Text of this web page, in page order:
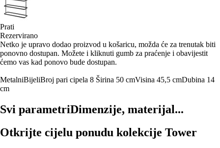
Prati
Rezervirano
Netko je upravo dodao proizvod u košaricu, možda će za trenutak biti
ponovno dostupan. Možete i kliknuti gumb za praćenje i obavijestit
ćemo vas kad ponovo bude dostupan.
MetalniBijeliBroj pari cipela 8 Širina 50 cmVisina 45,5 cmDubina 14
cm
Svi parametriDimenzije, materijal...
Otkrijte cijelu ponudu kolekcije Tower